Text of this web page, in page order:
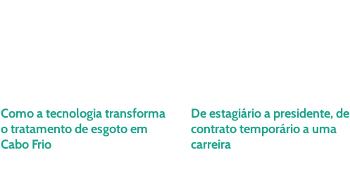
Como a tecnologia transforma
o tratamento de esgoto em
Cabo Frio
De estagiário a presidente, de
contrato temporário a uma
carreira